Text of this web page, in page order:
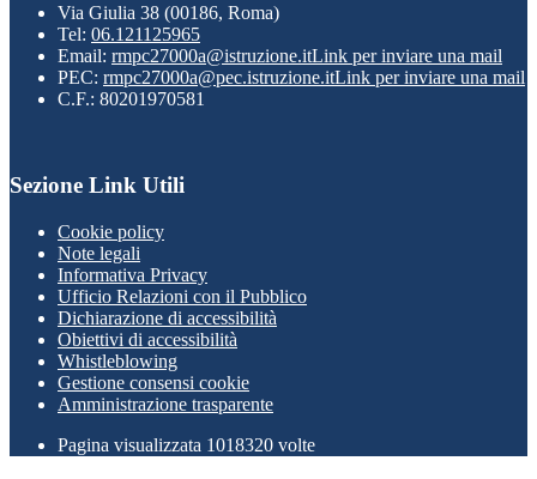
Via Giulia 38 (00186, Roma)
Tel: 06.121125965
Email: rmpc27000a@istruzione.itLink per inviare una mail
PEC: rmpc27000a@pec.istruzione.itLink per inviare una mail
C.F.: 80201970581
Sezione Link Utili
Cookie policy
Note legali
Informativa Privacy
Ufficio Relazioni con il Pubblico
Dichiarazione di accessibilità
Obiettivi di accessibilità
Whistleblowing
Gestione consensi cookie
Amministrazione trasparente
Pagina visualizzata 1018320 volte